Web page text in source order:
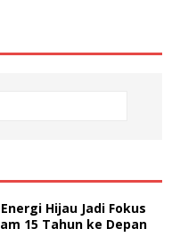
Hijau Jadi Fokus
15 Tahun ke Depan